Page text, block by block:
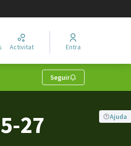
Activitat Entra
Seguir
Ajuda
27